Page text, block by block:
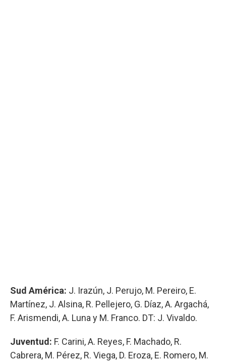
Sud América: J. Irazún, J. Perujo, M. Pereiro, E.
Martínez, J. Alsina, R. Pellejero, G. Díaz, A. Argachá,
F. Arismendi, A. Luna y M. Franco. DT: J. Vivaldo.
Juventud: F. Carini, A. Reyes, F. Machado, R.
Cabrera, M. Pérez, R. Viega, D. Eroza, E. Romero, M.